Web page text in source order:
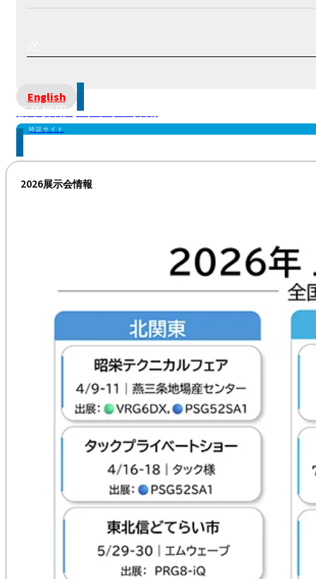
English
新卒採用 | キャリア採用
特設サイト
2026展示会情報